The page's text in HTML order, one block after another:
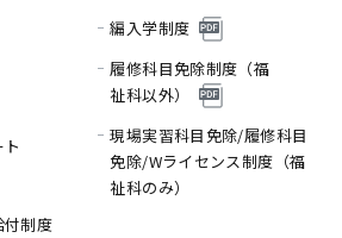
付制度
編入学制度
履修科目免除制度（福
祉科以外）
現場実習科目免除/履修科目
免除/Wライセンス制度（福
祉科のみ）